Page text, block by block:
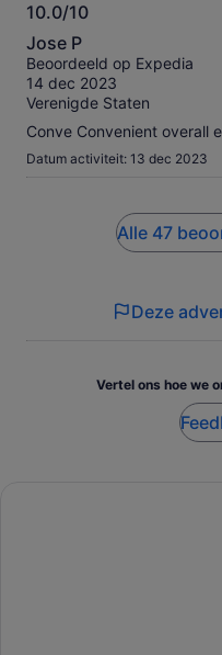
10.0/10
10.0
van
10
Jose P
Beoordeeld op Expedia
14 dec 2023
Verenigde Staten
Conve Convenient overall
Datum activiteit: 13 dec 2023
Alle 47
Deze
Vertel ons hoe we